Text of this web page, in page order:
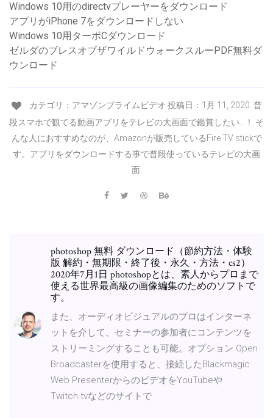
Windows 10用のdirectvプレーヤーをダウンロード
アプリがiPhone 7をダウンロードしない
Windows 10用ターボCダウンロード
ゼルダのブレスオブザワイルドウォークスルーPDF無料ダ
ウンロード
カテゴリ：アマゾンプライムビデオ 投稿日：1月 11, 2020. 普
段スマホで観てる動画アプリをテレビの大画面で鑑賞したい…！ そ
んな人におすすめなのが、Amazonが販売しているFire TV stickで
す。アプリをダウンロードする事で普段使っているテレビの大画
面
photoshop 無料 ダウンロード（節約方法・体験
版 解約・無期限・終了後・永久・方法・cs2）
2020年7月1日 photoshopとは、素人からプロまで
使える世界最高級の画像編集のためのソフトで
す。
また、オーディオビジュアルのプロはインターネ
ットを介して、セミナーの参加者にコンテンツを
ストリーミングすることも可能。オプション Open
Broadcasterを使用すると、接続したBlackmagic
Web PresenterからのビデオをYouTubeや
Twitch.tvなどのサイトで